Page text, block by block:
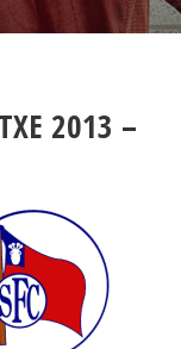
2013 –